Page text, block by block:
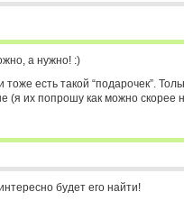
а нужно! :)
есть такой “подарочек”.
(я их попрошу как можно скорее
будет его найти!